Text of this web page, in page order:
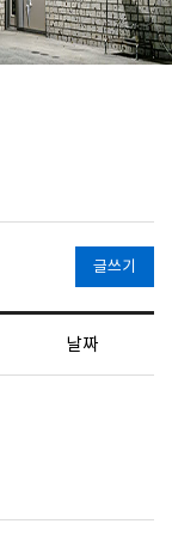
글쓰기
날짜